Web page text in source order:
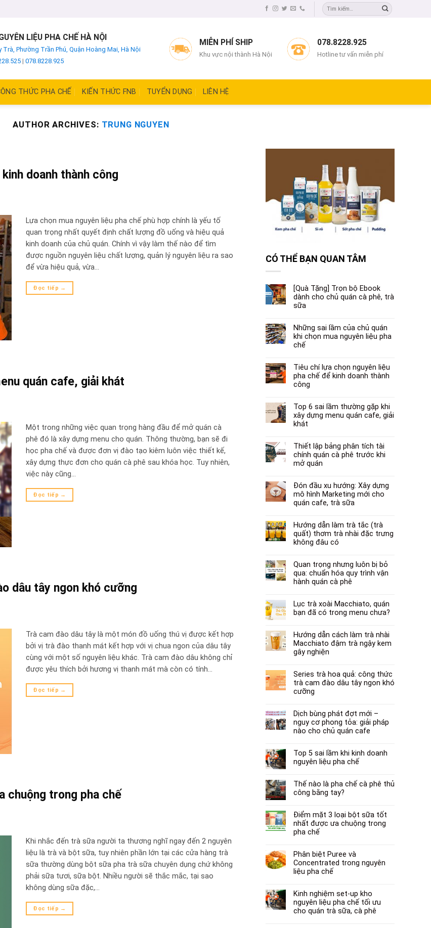
LIỆU PHA CHẾ HÀ NỘI
Trà, Phường Trần Phú, Quận Hoàng Mai, Hà Nội
|078.8228.925
MIỄN PHÍ SHIP
Khu vực nội thành Hà Nội
078.8228.925
Hotline tư vấn miễn phí
THỨC PHA CHẾ KIẾN THỨC FNB TUYỂN DỤNG LIÊN HỆ
AUTHOR ARCHIVES: TRUNG NGUYEN
doanh thành công
Lựa chọn mua nguyên liệu pha chế phù hợp chính là yếu tố
quan trọng nhất quyết định chất lượng đồ uống và hiệu quả
kinh doanh của chủ quán. Chính vì vậy làm thế nào để tìm
được nguồn nguyên liệu chất lượng, quản lý nguyên liệu ra sao
để vừa hiệu quả, vừa…
Đọc tiếp →
quán cafe, giải khát
Một trong những việc quan trọng hàng đầu để mở quán cà
phê đó là xây dựng menu cho quán. Thông thường, bạn sẽ đi
học pha chế và được đơn vị đào tạo kiêm luôn việc thiết kế,
xây dựng thực đơn cho quán cà phê sau khóa học. Tuy nhiên,
việc này cũng…
Đọc tiếp →
dâu tây ngon khó cưỡng
Trà cam đào dâu tây là một món đồ uống thú vị được kết hợp
bởi vị trà đào thanh mát kết hợp với vị chua ngon của dâu tây
cùng với một số nguyên liệu khác. Trà cam đào dâu không chỉ
được yêu thích bởi hương vị thanh mát mà còn có tính…
Đọc tiếp →
chuộng trong pha chế
Khi nhắc đến trà sữa người ta thương nghĩ ngay đến 2 nguyên
liệu là trà và bột sữa, tuy nhiên phần lớn tại các cửa hàng trà
sữa thường dùng bột sữa pha trà sữa chuyên dụng chứ không
phải sữa tươi, sữa bột. Nhiều người sẽ thắc mắc, tại sao
không dùng sữa đặc,…
Đọc tiếp →
CÓ THỂ BẠN QUAN TÂM
[Quà Tặng] Trọn bộ Ebook
dành cho chủ quán cà phê, trà
sữa
Những sai lầm của chủ quán
khi chọn mua nguyên liệu pha
chế
Tiêu chí lựa chọn nguyên liệu
pha chế để kinh doanh thành
công
Top 6 sai lầm thường gặp khi
xây dựng menu quán cafe, giải
khát
Thiết lập bảng phân tích tài
chính quán cà phê trước khi
mở quán
Đón đầu xu hướng: Xây dựng
mô hình Marketing mới cho
quán cafe, trà sữa
Hướng dẫn làm trà tắc (trà
quất) thơm trà nhài đặc trưng
không đâu có
Quan trọng nhưng luôn bị bỏ
qua: chuẩn hóa quy trình vận
hành quán cà phê
Lục trà xoài Macchiato, quán
bạn đã có trong menu chưa?
Hướng dẫn cách làm trà nhài
Macchiato đậm trà ngậy kem
gây nghiện
Series trà hoa quả: công thức
trà cam đào dâu tây ngon khó
cưỡng
Dịch bùng phát đợt mới –
nguy cơ phong tỏa: giải pháp
nào cho chủ quán cafe
Top 5 sai lầm khi kinh doanh
nguyên liệu pha chế
Thế nào là pha chế cà phê thủ
công bằng tay?
Điểm mặt 3 loại bột sữa tốt
nhất được ưa chuộng trong
pha chế
Phân biệt Puree và
Concentrated trong nguyên
liệu pha chế
Kinh nghiệm set-up kho
nguyên liệu pha chế tối ưu
cho quán trà sữa, cà phê